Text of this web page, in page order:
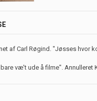
af Carl Røgind. "Jøsses hvor
væ't ude å filme". Annulleret